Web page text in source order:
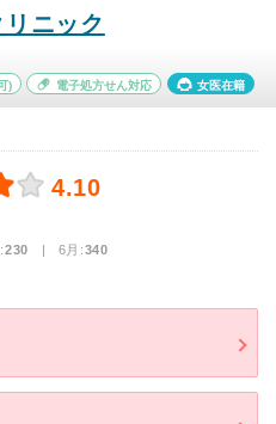
ニック
) 電子処方せん対応 女医在籍
4.10
230 | 6月:340